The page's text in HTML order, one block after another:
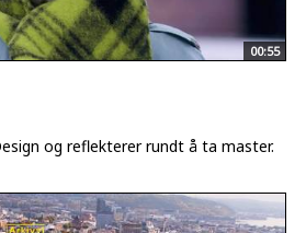
00:55
og reflekterer rundt å ta master.